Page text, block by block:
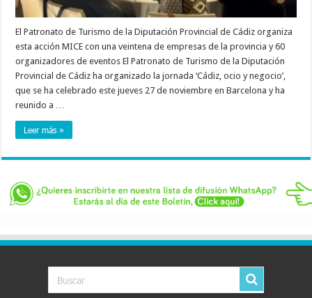
El Patronato de Turismo de la Diputación Provincial de Cádiz organiza
esta acción MICE con una veintena de empresas de la provincia y 60
organizadores de eventos El Patronato de Turismo de la Diputación
Provincial de Cádiz ha organizado la jornada ‘Cádiz, ocio y negocio’,
que se ha celebrado este jueves 27 de noviembre en Barcelona y ha
reunido a …
Leer más »